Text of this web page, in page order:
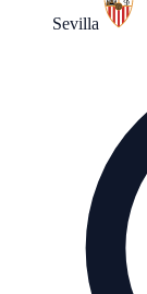
Sevilla